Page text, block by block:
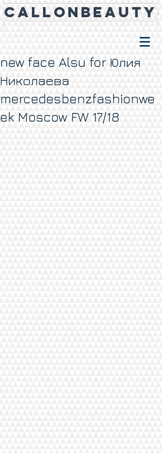
CALLONBEAUTY
new face Alsu for Юлия
Николаева
mercedesbenzfashionwe
ek Moscow FW 17/18